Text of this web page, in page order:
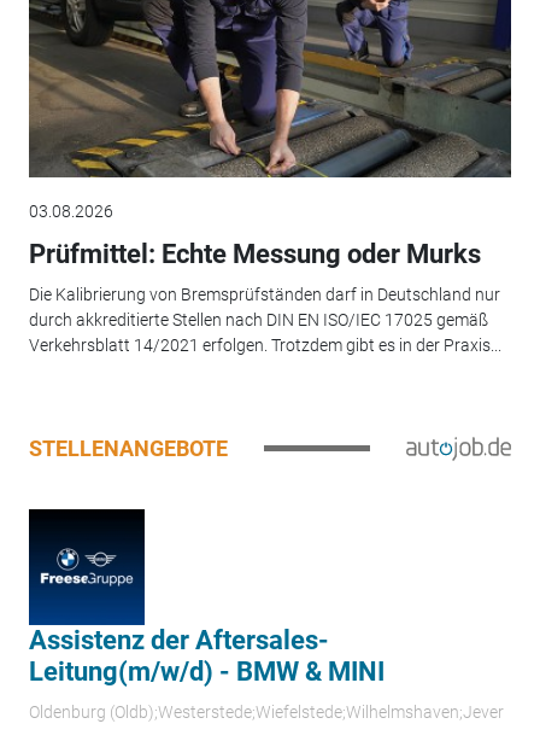
03.08.2026
Prüfmittel: Echte Messung oder Murks
Die Kalibrierung von Bremsprüfständen darf in Deutschland nur
durch akkreditierte Stellen nach DIN EN ISO/IEC 17025 gemäß
Verkehrsblatt 14/2021 erfolgen. Trotzdem gibt es in der Praxis...
STELLENANGEBOTE
Assistenz der Aftersales-
Leitung(m/w/d) - BMW & MINI
Oldenburg (Oldb);Westerstede;Wiefelstede;Wilhelmshaven;Jever